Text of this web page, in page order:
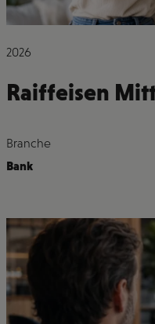
2026
Raiffeisen
Branche
Bank